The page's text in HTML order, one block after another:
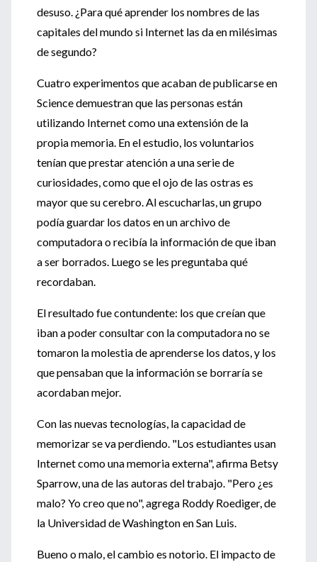
desuso. ¿Para qué aprender los nombres de las
capitales del mundo si Internet las da en milésimas
de segundo?
Cuatro experimentos que acaban de publicarse en
Science demuestran que las personas están
utilizando Internet como una extensión de la
propia memoria. En el estudio, los voluntarios
tenían que prestar atención a una serie de
curiosidades, como que el ojo de las ostras es
mayor que su cerebro. Al escucharlas, un grupo
podía guardar los datos en un archivo de
computadora o recibía la información de que iban
a ser borrados. Luego se les preguntaba qué
recordaban.
El resultado fue contundente: los que creían que
iban a poder consultar con la computadora no se
tomaron la molestia de aprenderse los datos, y los
que pensaban que la información se borraría se
acordaban mejor.
Con las nuevas tecnologías, la capacidad de
memorizar se va perdiendo. "Los estudiantes usan
Internet como una memoria externa", afirma Betsy
Sparrow, una de las autoras del trabajo. "Pero ¿es
malo? Yo creo que no", agrega Roddy Roediger, de
la Universidad de Washington en San Luis.
Bueno o malo, el cambio es notorio. El impacto de